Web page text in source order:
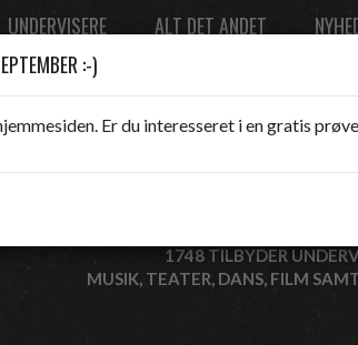
UNDERVISERE ALT DET ANDET
1748 TILBYDER
MUSIK, TEATER, DANS, FILM
:-)
Er du interesseret i en gratis